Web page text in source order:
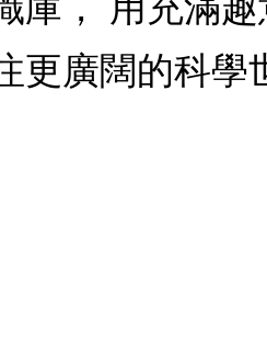
庫， 用充滿
更廣闊的科學